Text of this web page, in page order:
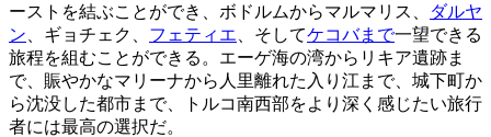
ーストを結ぶことができ、ボドルムからマルマリス、
ダルヤ
ン 、ギョチェク、 フェティエ 、そしてケコバまで一望できる
旅程を組むことができる。エーゲ海の湾からリキア遺跡ま
で、賑やかなマリーナから人里離れた入り江まで、城下町か
ら沈没した都市まで、トルコ南西部をより深く感じたい旅行
者には最高の選択だ。